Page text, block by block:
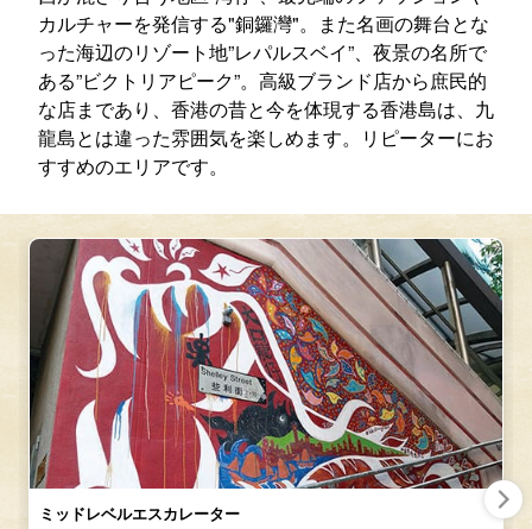
カルチャーを発信する"銅鑼灣"。また名画の舞台とな
った海辺のリゾート地”レパルスベイ”、夜景の名所で
ある”ビクトリアピーク”。高級ブランド店から庶民的
な店まであり、香港の昔と今を体現する香港島は、九
龍島とは違った雰囲気を楽しめます。リピーターにお
すすめのエリアです。
ミッドレベルエスカレーター